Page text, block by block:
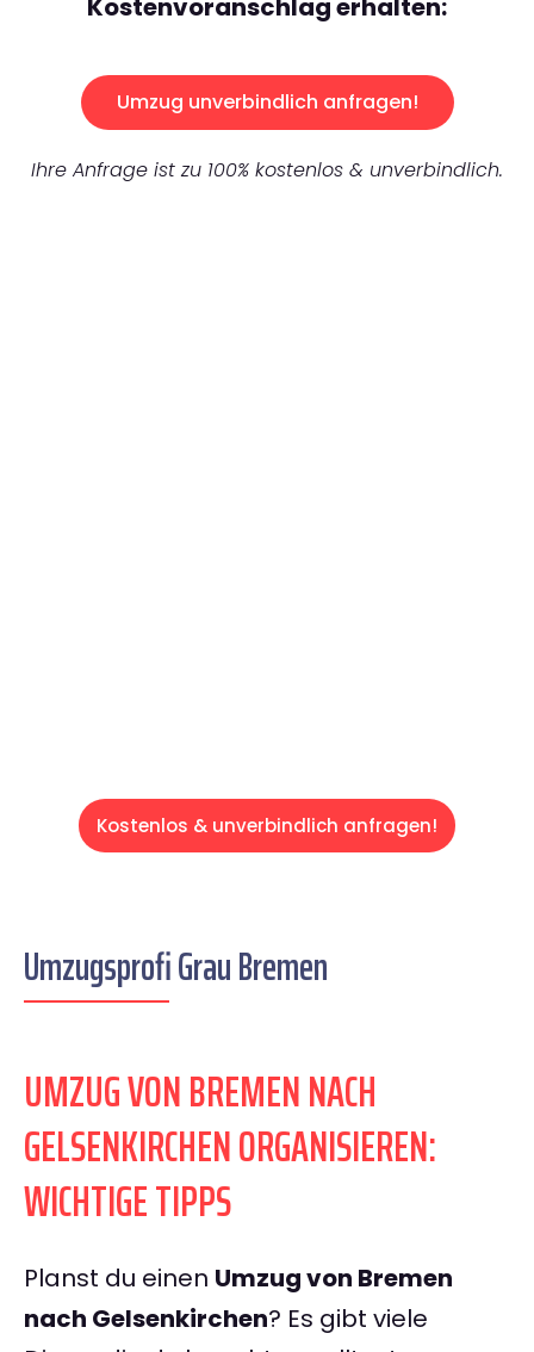
Kostenvoranschlag erhalten:
Umzug unverbindlich anfragen!
Ihre Anfrage ist zu 100% kostenlos & unverbindlich.
Kostenlos & unverbindlich anfragen!
Umzugsprofi Grau Bremen
UMZUG VON BREMEN NACH
GELSENKIRCHEN ORGANISIEREN:
WICHTIGE TIPPS
Planst du einen Umzug von Bremen
nach Gelsenkirchen? Es gibt viele